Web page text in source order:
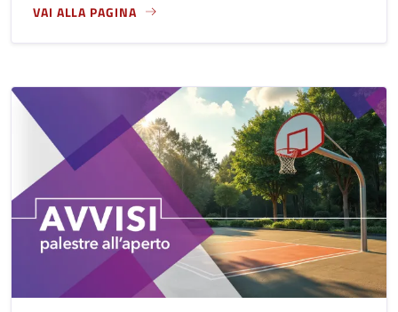
VAI ALLA PAGINA
A PROPOSITO DI NUOVA VIABILITÀ ZONA VIA MANNELLI -